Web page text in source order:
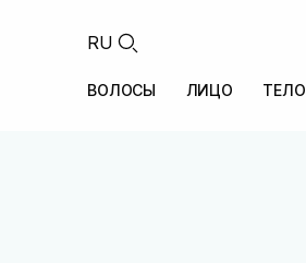
RU
ВОЛОСЫ ЛИЦО ТЕЛО